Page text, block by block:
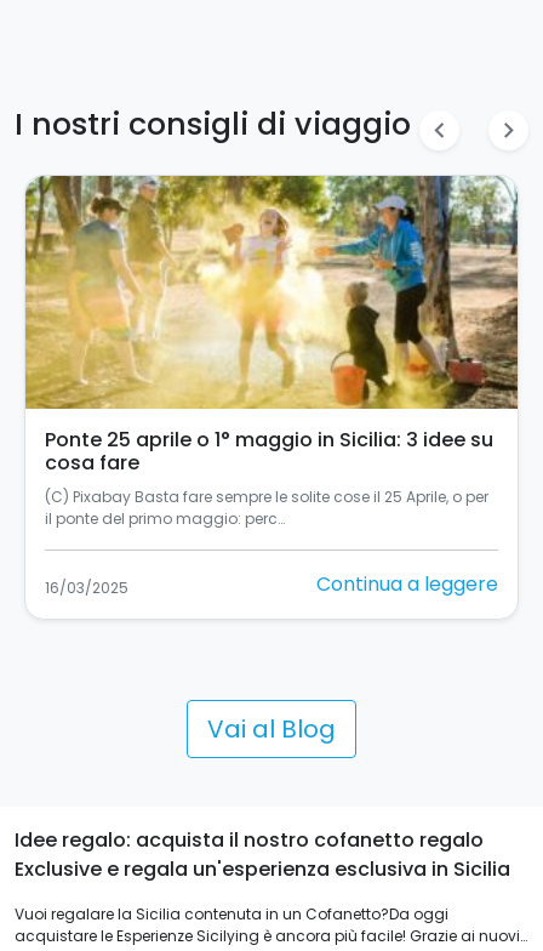
I nostri consigli di viaggio chevron_left chevron_right
Ponte 25 aprile o 1° maggio in Sicilia: 3 idee su
cosa fare
(C) Pixabay Basta fare sempre le solite cose il 25 Aprile, o per
il ponte del primo maggio: perc…
16/03/2025 Continua a leggere
Vai al Blog
Idee regalo: acquista il nostro cofanetto regalo
Exclusive e regala un'esperienza esclusiva in Sicilia
Vuoi regalare la Sicilia contenuta in un Cofanetto?Da oggi
acquistare le Esperienze Sicilying è ancora più facile! Grazie ai nuovi